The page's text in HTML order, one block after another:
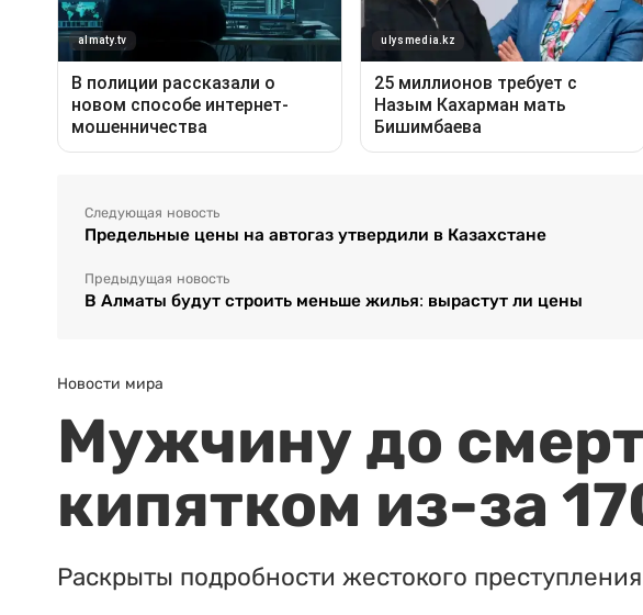
Следующая новость
Предельные цены на автогаз утвердили в Казахстане
Предыдущая новость
В Алматы будут строить меньше жилья: вырастут ли цены
Новости мира
Мужчину до
кипятком из-за
Раскрыты подробности жестокого